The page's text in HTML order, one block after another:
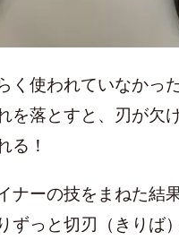
使われていなかっ
落とすと、刃が欠
る！
ーの技をまねた結
っと切刃（きりば